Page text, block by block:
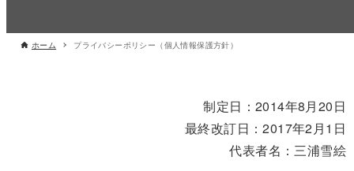
ホーム プライバシーポリシー（個人情報保護方針）
制定日：2014年8月20日
最終改訂日：2017年2月1日
代表者名：三浦雪絵